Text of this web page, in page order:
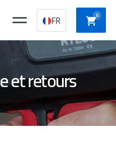
FR 0
bouchons de
en plastique
et retours